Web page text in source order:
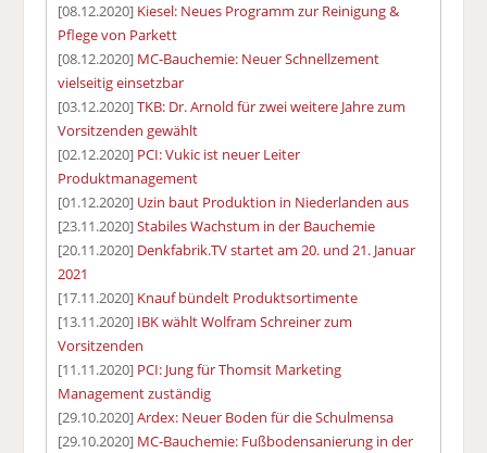
[08.12.2020] Kiesel: Neues Programm zur Reinigung &
Pflege von Parkett
[08.12.2020] MC-Bauchemie: Neuer Schnellzement
vielseitig einsetzbar
[03.12.2020]TKB: Dr. Arnold für zwei weitere Jahre zum
Vorsitzenden gewählt
[02.12.2020] PCI: Vukic ist neuer Leiter
Produktmanagement
[01.12.2020] Uzin baut Produktion in Niederlanden aus
[23.11.2020]Stabiles Wachstum in der Bauchemie
[20.11.2020] Denkfabrik.TV startet am 20. und 21. Januar
2021
[17.11.2020] Knauf bündelt Produktsortimente
[13.11.2020] IBK wählt Wolfram Schreiner zum
Vorsitzenden
[11.11.2020] PCI: Jung für Thomsit Marketing
Management zuständig
[29.10.2020]Ardex: Neuer Boden für die Schulmensa
[29.10.2020] MC-Bauchemie: Fußbodensanierung in der